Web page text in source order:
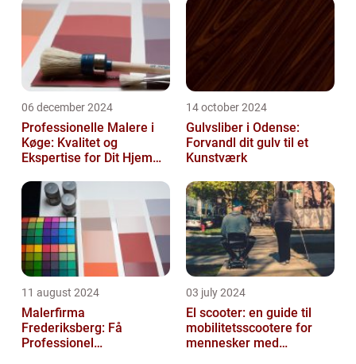
06 december 2024
Professionelle Malere i
Køge: Kvalitet og
Ekspertise for Dit Hjem
14 october 2024
Gulvsliber i Odense:
Forvandl dit gulv til et
Kunstværk
11 august 2024
Malerfirma
Frederiksberg: Få
Professionel
03 july 2024
El scooter: en guide til
mobilitetsscootere for
mennesker med